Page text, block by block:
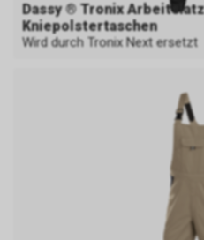
Dassy ® Tronix
Kniepolstertaschen
Wird durch Tronix Next ersetzt